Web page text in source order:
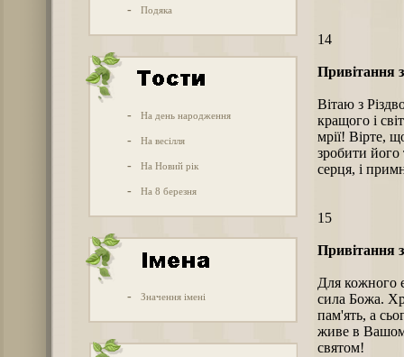
- Подяка
- На день народження
- На весілля
- На Новий рік
- На 8 березня
- Значення імені
14
Привітання
Вітаю з
кращого і
мрії! Вірте,
зробити
серця, і
15
Привітання
Для кожного
сила Божа.
пам'ять, а
живе в
святом!